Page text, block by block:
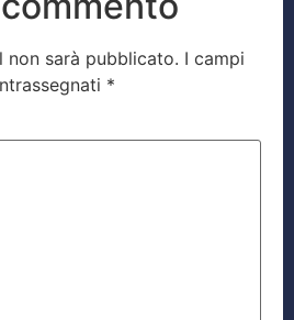
non sarà pubblicato. I campi
*